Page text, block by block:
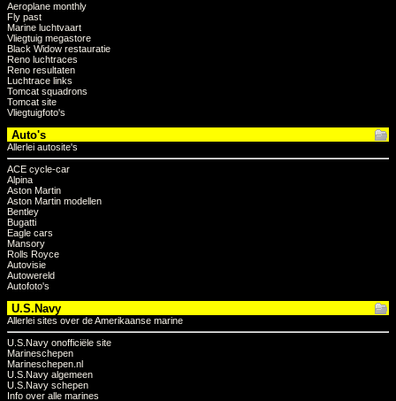
Aeroplane monthly
Fly past
Marine luchtvaart
Vliegtuig megastore
Black Widow restauratie
Reno luchtraces
Reno resultaten
Luchtrace links
Tomcat squadrons
Tomcat site
Vliegtuigfoto's
Auto's
Allerlei autosite's
ACE cycle-car
Alpina
Aston Martin
Aston Martin modellen
Bentley
Bugatti
Eagle cars
Mansory
Rolls Royce
Autovisie
Autowereld
Autofoto's
U.S.Navy
Allerlei sites over de Amerikaanse marine
U.S.Navy onofficiële site
Marineschepen
Marineschepen.nl
U.S.Navy algemeen
U.S.Navy schepen
Info over alle marines